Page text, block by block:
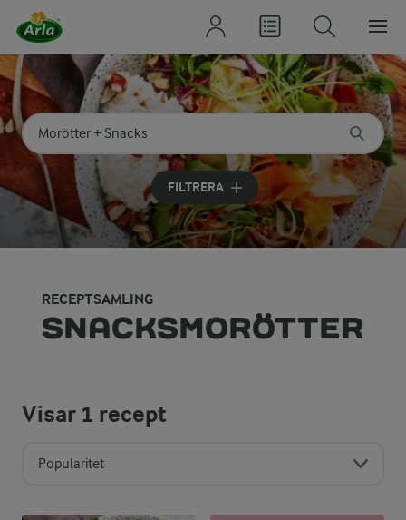
Sök på kategori eller ingrediens
Skriv in sökord för att få förslag
FILTRERA
RECEPTSAMLING
SNACKSMORÖTTER
Visar1 recept
Popularitet